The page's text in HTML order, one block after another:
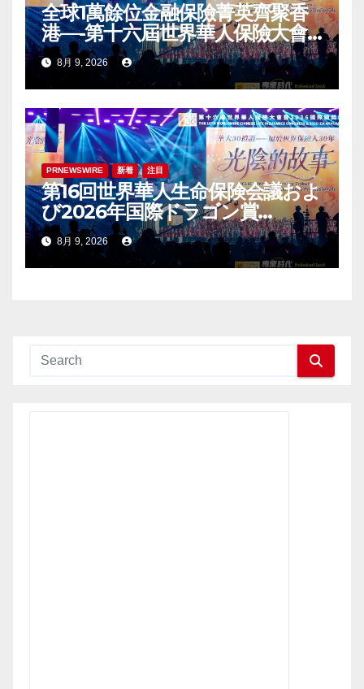
全球1萬餘位金融保險菁英齊聚香
港—-第十六屆世界華人保險大會
暨2026國際龍獎IDA年會盛大舉
辦8月 9, 2026
PRNEWSWIRE 新着 注目
第16回世界華人生命保険会議およ
び2026年国際ドラゴン賞
（IDA）年次会議が盛大に開催
8月 9, 2026